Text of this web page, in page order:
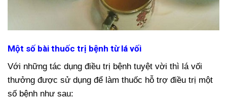
Một số bài thuốc trị bệnh từ lá vối
Với những tác dụng điều trị bệnh tuyệt vời thì lá vối
thưởng được sử dụng để làm thuốc hỗ trợ điều trị một
số bệnh như sau: